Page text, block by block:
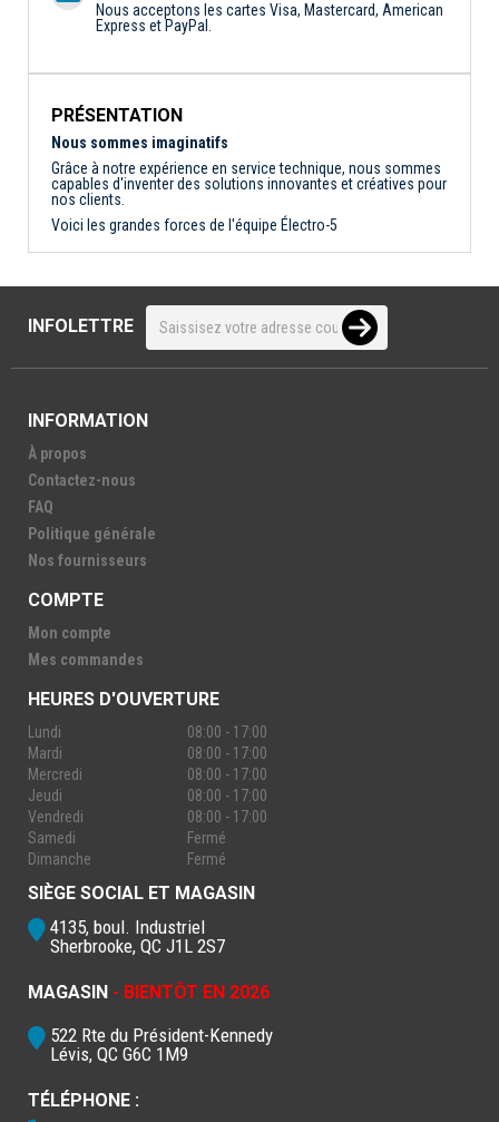
Nous acceptons les cartes Visa, Mastercard, American
Express et PayPal.
PRÉSENTATION
Nous sommes imaginatifs
Grâce à notre expérience en service technique, nous sommes
capables d'inventer des solutions innovantes et créatives pour
nos clients.
Voici les grandes forces de l'équipe Électro-5
INFOLETTRE
INFORMATION
À propos
Contactez-nous
FAQ
Politique générale
Nos fournisseurs
COMPTE
Mon compte
Mes commandes
HEURES D'OUVERTURE
Lundi
08:00 - 17:00
Mardi
08:00 - 17:00
Mercredi
08:00 - 17:00
Jeudi
08:00 - 17:00
Vendredi
08:00 - 17:00
Samedi
Fermé
Dimanche
Fermé
SIÈGE SOCIAL ET MAGASIN
4135, boul. Industriel
Sherbrooke, QC J1L 2S7
MAGASIN - BIENTÔT EN 2026
522 Rte du Président-Kennedy
Lévis, QC G6C 1M9
TÉLÉPHONE :